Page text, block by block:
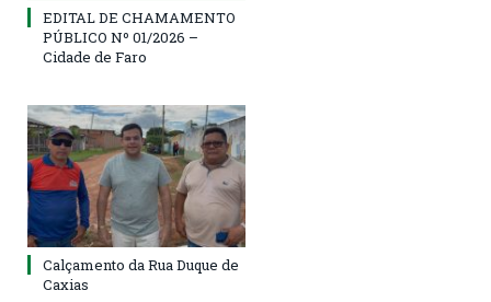
EDITAL DE CHAMAMENTO
PÚBLICO Nº 01/2026 –
Cidade de Faro
Calçamento da Rua Duque de
Caxias